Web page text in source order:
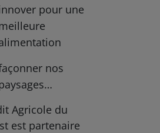
pour une
nos
Agricole du
est partenaire